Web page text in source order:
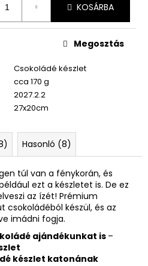
KOSÁRBA
Csokoládé készlet
cca 170 g
2027.2.2
27x20cm
Megosztás
Hasonló (8)
túl van a fénykorán, és
ezt a készletet is. De ez
az ízét! Prémium
csokoládéból készül, és az
imádni fogja.
ajándékunkat is–
készlet katonának